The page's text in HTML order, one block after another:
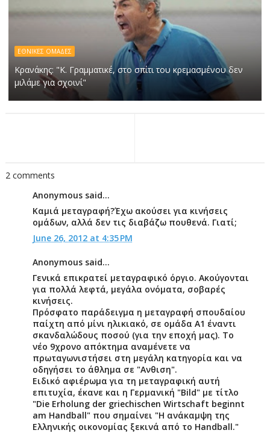
ΕΘΝΙΚΕΣ ΟΜΑΔΕΣ
Κρανάκης: "Κ. Γραμματικέ, στο σπίτι του κρεμασμένου δεν
μιλάμε για σχοινί"
2 comments
Anonymous said...
Καμιά μεταγραφή?Έχω ακούσει για κινήσεις
ομάδων, αλλά δεν τις διαβάζω πουθενά. Γιατί;
June 26, 2012 at 4:35 PM
Anonymous said...
Γενικά επικρατεί μεταγραφικό όργιο. Ακούγονται
για πολλά λεφτά, μεγάλα ονόματα, σοβαρές
κινήσεις.
Πρόσφατο παράδειγμα η μεταγραφή σπουδαίου
παίχτη από μίνι ηλικιακό, σε ομάδα Α1 έναντι
σκανδαλώδους ποσού (για την εποχή μας). Το
νέο 9χρονο απόκτημα αναμένετε να
πρωταγωνιστήσει στη μεγάλη κατηγορία και να
οδηγήσει το άθλημα σε "Ανθιση".
Ειδικό αφιέρωμα για τη μεταγραφική αυτή
επιτυχία, έκανε και η Γερμανική "Bild" με τίτλο
"Die Erholung der griechischen Wirtschaft beginnt
am Handball"που σημαίνει "H ανάκαμψη της
Ελληνικής οικονομίας ξεκινά από το Handball."